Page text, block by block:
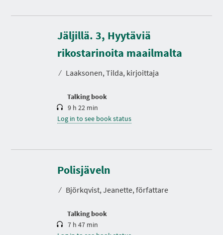
Jäljillä. 3, Hyytäviä
rikostarinoita maailmalta
⁄ Laaksonen, Tilda, kirjoittaja
Talking book
D
u
r
a
i
9 h 22 min
Log in to see book status
Polisjäveln
⁄ Björkqvist, Jeanette, författare
Talking book
D
r
a
i
7 h 47 min